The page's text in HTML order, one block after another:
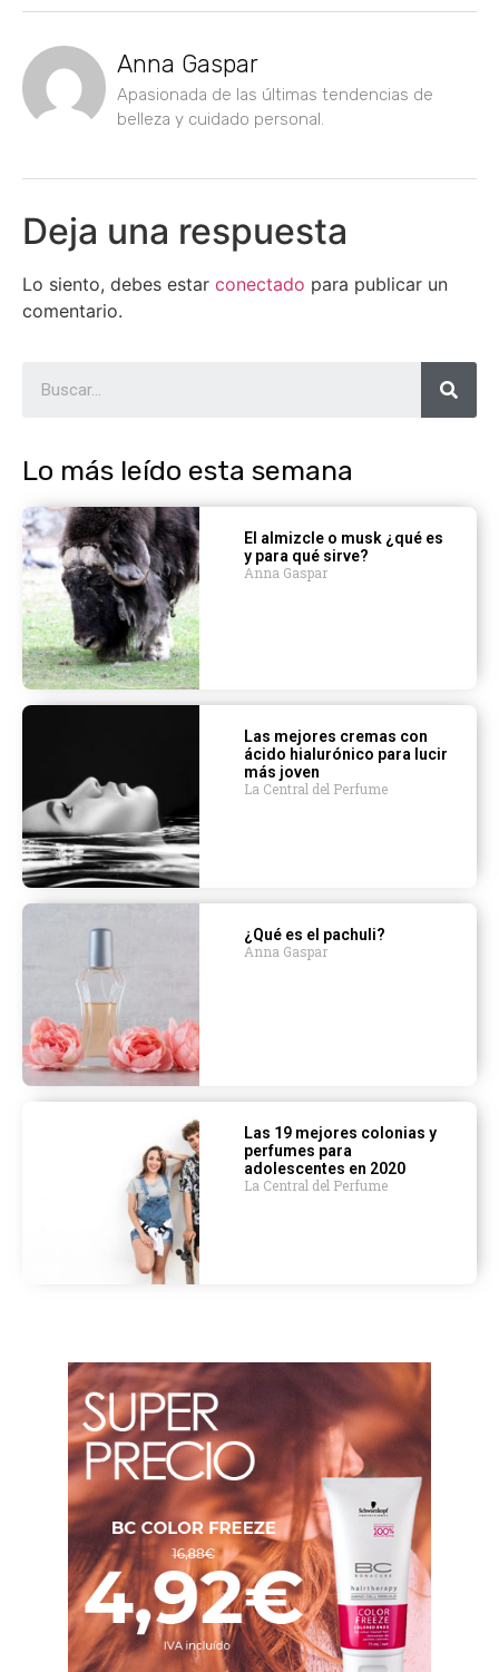
Anna Gaspar
Apasionada de las últimas tendencias de
belleza y cuidado personal.
Deja una respuesta
Lo siento, debes estar conectado para publicar un
comentario.
Lo más leído esta semana
El almizcle o musk ¿qué es
y para qué sirve?
Anna Gaspar
Las mejores cremas con
ácido hialurónico para lucir
más joven
La Central del Perfume
¿Qué es el pachuli?
Anna Gaspar
Las 19 mejores colonias y
perfumes para
adolescentes en 2020
La Central del Perfume